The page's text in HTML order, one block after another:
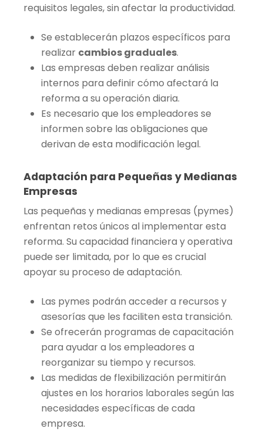
requisitos legales, sin afectar la productividad.
Se establecerán plazos específicos para
realizar cambios graduales.
Las empresas deben realizar análisis
internos para definir cómo afectará la
reforma a su operación diaria.
Es necesario que los empleadores se
informen sobre las obligaciones que
derivan de esta modificación legal.
Adaptación para Pequeñas y Medianas
Empresas
Las pequeñas y medianas empresas (pymes)
enfrentan retos únicos al implementar esta
reforma. Su capacidad financiera y operativa
puede ser limitada, por lo que es crucial
apoyar su proceso de adaptación.
Las pymes podrán acceder a recursos y
asesorías que les faciliten esta transición.
Se ofrecerán programas de capacitación
para ayudar a los empleadores a
reorganizar su tiempo y recursos.
Las medidas de flexibilización permitirán
ajustes en los horarios laborales según las
necesidades específicas de cada
empresa.